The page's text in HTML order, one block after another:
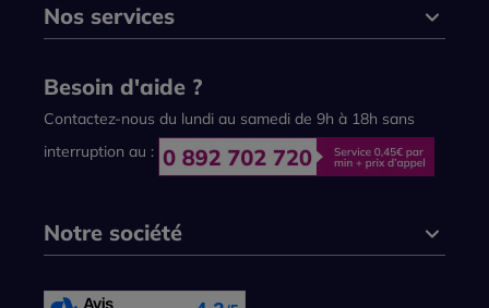
Nos services
Besoin d'aide ?
Contactez-nous du lundi au samedi de 9h à 18h sans
interruption au :
Notre société